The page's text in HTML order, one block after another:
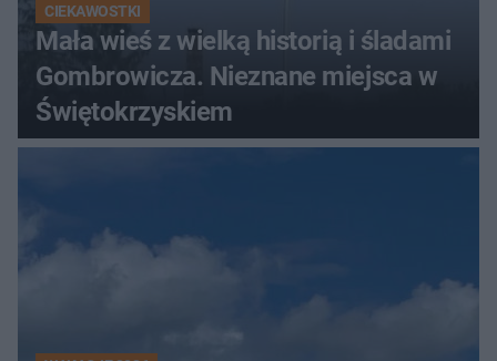
CIEKAWOSTKI
Mała wieś z wielką historią i śladami
Gombrowicza. Nieznane miejsca w
Świętokrzyskiem